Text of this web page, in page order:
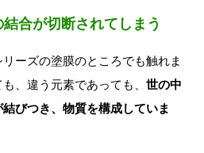
結合が切断されてしまう
ーズの塗膜のところでも触れま
、違う元素であっても、 世の中
びつき、物質を構成していま